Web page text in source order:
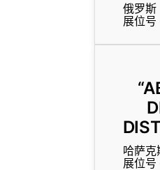
俄罗斯
展位
哈萨克
展位